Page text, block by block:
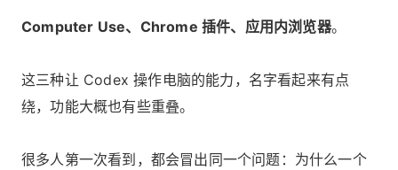
Computer Use、Chrome 插件、应用内浏览器。
这三种让 Codex 操作电脑的能力，名字看起来有点
绕，功能大概也有些重叠。
很多人第一次看到，都会冒出同一个问题：为什么一个